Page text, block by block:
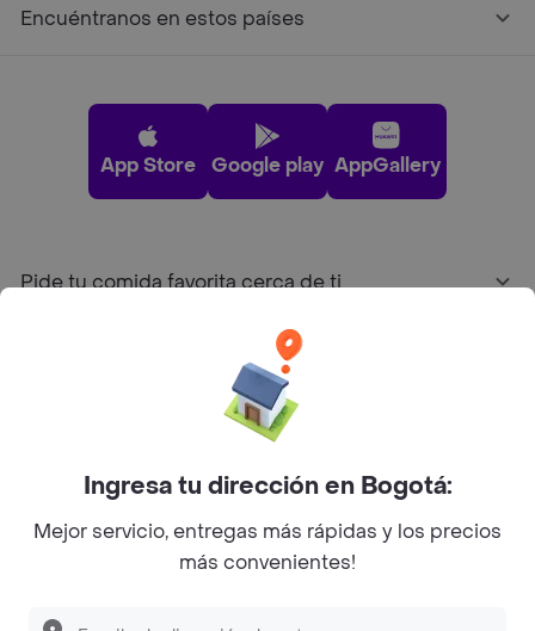
Encuéntranos en estos países
App Store Google play AppGallery
Pide tu comida favorita cerca de ti
Sobre Rappi
Facebook
Twitter
Instagram
Ingresa tu dirección en Bogotá:
Mejor servicio, entregas más rápidas y los precios
más convenientes!